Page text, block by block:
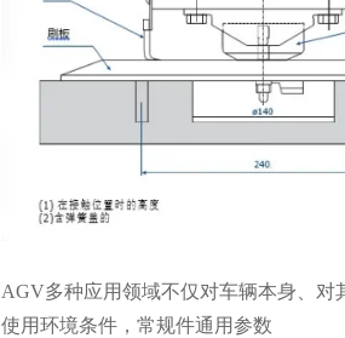
AGV多种应用领域不仅对车辆本身、
使用环境条件，常规件通用参数